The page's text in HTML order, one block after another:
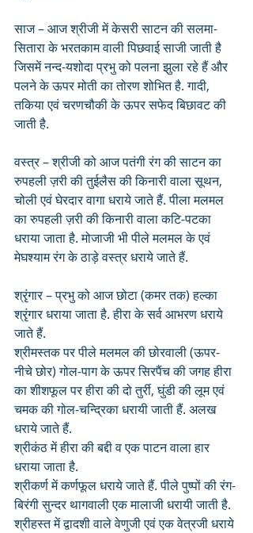
साज – आज श्रीजी में केसरी साटन की सलमा-
सितारा के भरतकाम वाली पिछवाई साजी जाती है
जिसमें नन्द-यशोदा प्रभु को पलना झुला रहे हैं और
पलने के ऊपर मोती का तोरण शोभित है. गादी,
तकिया एवं चरणचौकी के ऊपर सफेद बिछावट की
जाती है.
वस्त्र – श्रीजी को आज पतंगी रंग की साटन का
रुपहली ज़री की तुईलैस की किनारी वाला सूथन,
चोली एवं घेरदार वागा धराये जाते हैं. पीला मलमल
का रुपहली ज़री की किनारी वाला कटि-पटका
धराया जाता है. मोजाजी भी पीले मलमल के एवं
मेघश्याम रंग के ठाड़े वस्त्र धराये जाते हैं.
श्रृंगार – प्रभु को आज छोटा (कमर तक) हल्का
श्रृंगार धराया जाता है. हीरा के सर्व आभरण धराये
जाते हैं.
श्रीमस्तक पर पीले मलमल की छोरवाली (ऊपर-
नीचे छोर) गोल-पाग के ऊपर सिरपैंच की जगह हीरा
का शीशफूल पर हीरा की दो तुर्री, घुंडी की लूम एवं
चमक की गोल-चन्द्रिका धरायी जाती हैं. अलख
धराये जाते हैं.
श्रीकंठ में हीरा की बद्दी व एक पाटन वाला हार
धराया जाता है.
श्रीकर्ण में कर्णफूल धराये जाते हैं. पीले पुष्पों की रंग-
बिरंगी सुन्दर थागवाली एक मालाजी धरायी जाती है.
श्रीहस्त में द्वादशी वाले वेणुजी एवं एक वेत्रजी धराये